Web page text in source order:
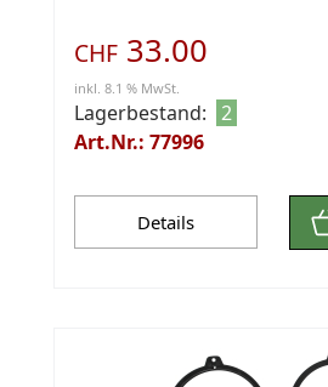
CHF 33.00
inkl. 8.1 % MwSt.
Lagerbestand: 2
Art.Nr.: 77996
Details